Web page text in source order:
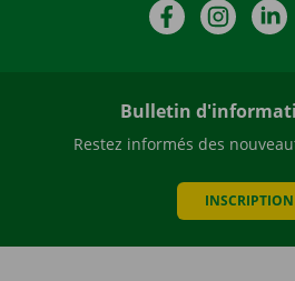
Facebook
Bulletin
Restez informés des
INSCRIPTION